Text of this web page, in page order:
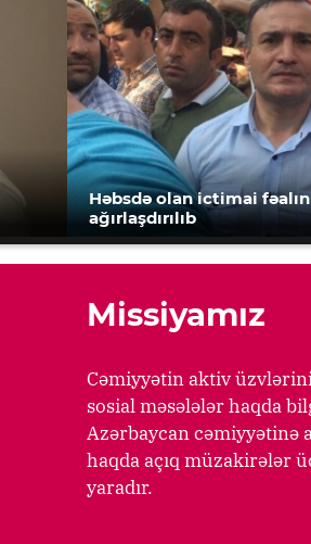
Həbsdə olan ictimai fəalın
ağırlaşdırılıb
Missiyamız
Cəmiyyətin aktiv
sosial məsələlər haqda
Azərbaycan cəmiyyətinə
haqda açıq müzakirələr
yaradır.